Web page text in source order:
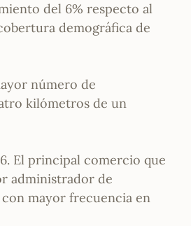
del 6% respecto al
demográfica de
número de
kilómetros de un
El principal comercio que
administrador de
con mayor frecuencia en